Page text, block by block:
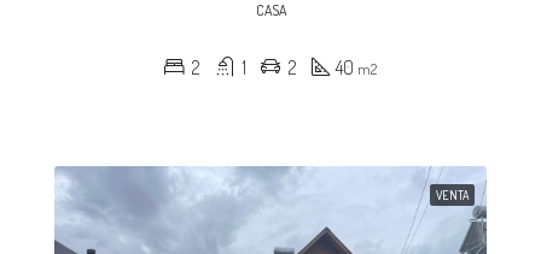
CASA
2 1 2 40 m2
VENTA